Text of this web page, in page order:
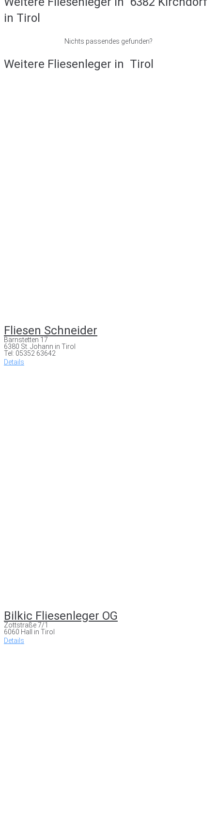
in Tirol
Nichts passendes gefunden?
Weitere Fliesenleger in Tirol
Fliesen Schneider
Bärnstetten 17
6380 St. Johann in Tirol
Tel: 05352 63642
Details
Bilkic Fliesenleger OG
Zottstraße 7/1
6060 Hall in Tirol
Details